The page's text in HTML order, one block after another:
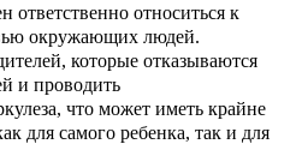
относиться к
окружающих людей.
которые отказываются
и проводить
что может иметь крайне
для самого ребенка, так и для